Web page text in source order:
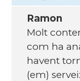
Ramon
Molt
com ha
havent
(em)